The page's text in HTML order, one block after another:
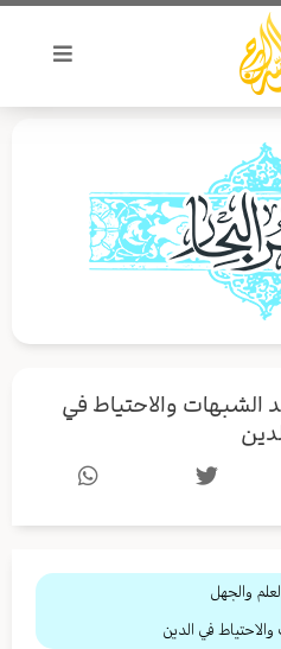
الشبهات والاحتياط في
والجهل
في الدين